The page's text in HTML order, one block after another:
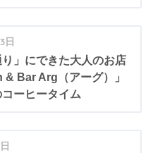
日
り」にできた大人のお店
& Bar Arg（アーグ）」
ーヒータイム